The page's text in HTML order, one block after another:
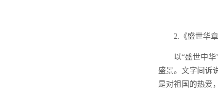
2.《盛世华
以“盛世中
盛景。文字间诉
是对祖国的热爱